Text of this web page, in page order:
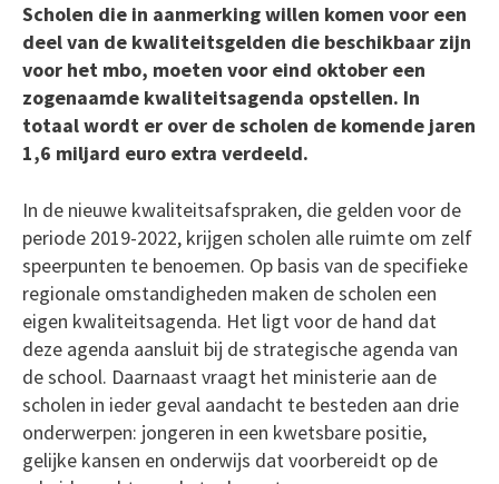
Scholen die in aanmerking willen komen voor een
deel van de kwaliteitsgelden die beschikbaar zijn
voor het mbo, moeten voor eind oktober een
zogenaamde kwaliteitsagenda opstellen. In
totaal wordt er over de scholen de komende jaren
1,6 miljard euro extra verdeeld.
In de nieuwe kwaliteitsafspraken, die gelden voor de
periode 2019-2022, krijgen scholen alle ruimte om zelf
speerpunten te benoemen. Op basis van de specifieke
regionale omstandigheden maken de scholen een
eigen kwaliteitsagenda. Het ligt voor de hand dat
deze agenda aansluit bij de strategische agenda van
de school. Daarnaast vraagt het ministerie aan de
scholen in ieder geval aandacht te besteden aan drie
onderwerpen: jongeren in een kwetsbare positie,
gelijke kansen en onderwijs dat voorbereidt op de